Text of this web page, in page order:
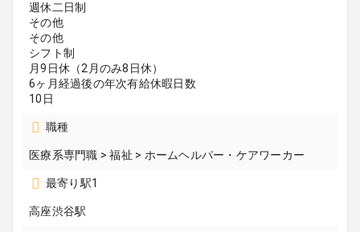
週休二日制
その他
その他
シフト制
月9日休（2月のみ8日休）
6ヶ月経過後の年次有給休暇日数
10日
職種
医療系専門職 > 福祉 > ホームヘルパー・ケアワーカー
最寄り駅1
高座渋谷駅